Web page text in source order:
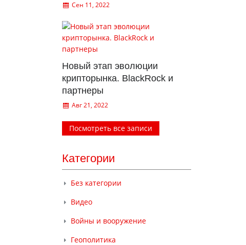
Сен 11, 2022
Новый этап эволюции
крипторынка. BlackRock и
партнеры
Авг 21, 2022
Посмотреть все записи
Категории
Без категории
Видео
Войны и вооружение
Геополитика